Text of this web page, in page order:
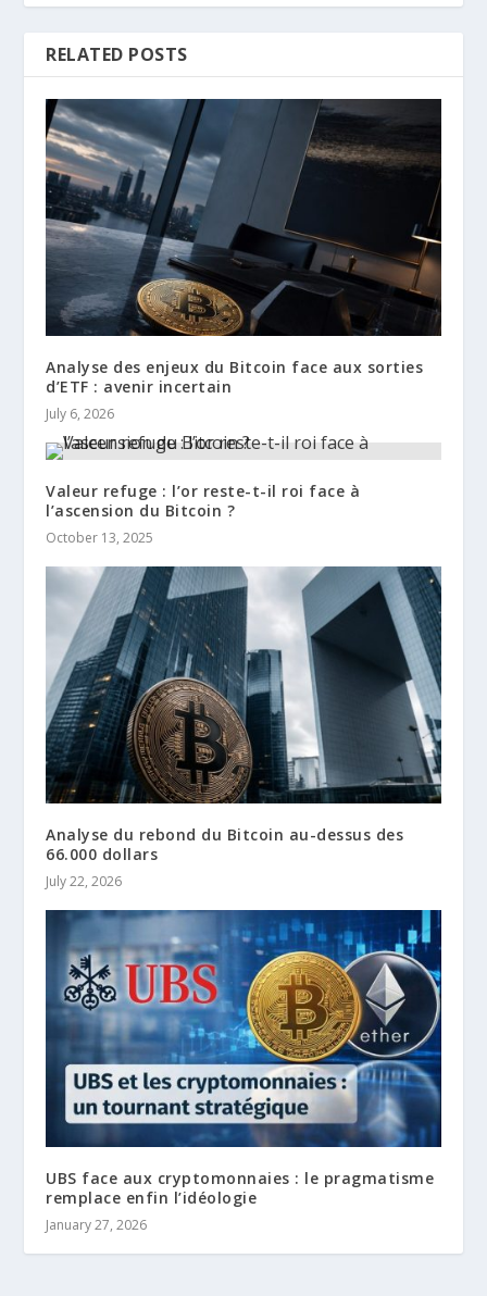
RELATED POSTS
Analyse des enjeux du Bitcoin face aux sorties
d’ETF : avenir incertain
July 6, 2026
Valeur refuge : l’or reste-t-il roi face à
l’ascension du Bitcoin ?
October 13, 2025
Analyse du rebond du Bitcoin au-dessus des
66.000 dollars
July 22, 2026
UBS face aux cryptomonnaies : le pragmatisme
remplace enfin l’idéologie
January 27, 2026